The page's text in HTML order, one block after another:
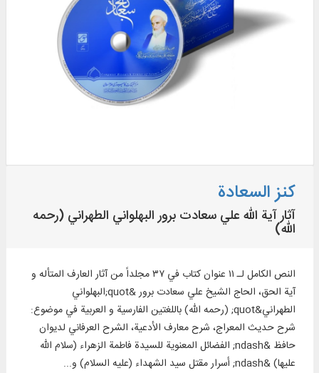
كنز السعادة
آثار آية الله علي سعادت برور البهلواني الطهراني (رحمه
الله)
النص الكامل لـ ۱۱ عنوان كتاب في ۳۷ مجلداً من آثار العارف المتأله و
آية الحق، الحاج الشيخ علي سعادت برور &quot;البهلواني
الطهراني&quot; (رحمه الله) باللغتين الفارسية و العربية في موضوع:
شرح حديث المعراج، شرح معارف الأدعية، الشرح العرفاني لديوان
حافظ &ndash; الفضائل المعنوية للسيدة فاطمة الزهراء (سلام الله
عليها) &ndash; أسرار مقتل سيد الشهداء (عليه السلام) و...